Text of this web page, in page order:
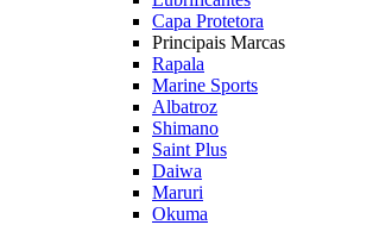
Capa Protetora
Principais Marcas
Rapala
Marine Sports
Albatroz
Shimano
Saint Plus
Daiwa
Maruri
Okuma